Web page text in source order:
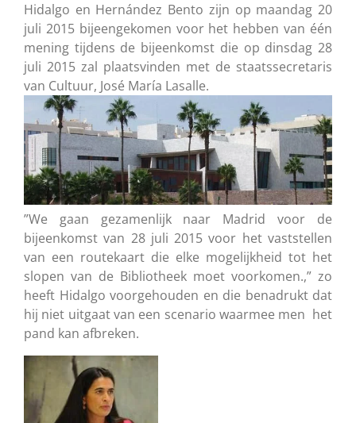
Hidalgo en Hernández Bento zijn op maandag 20
juli 2015 bijeengekomen voor het hebben van één
mening tijdens de bijeenkomst die op dinsdag 28
juli 2015 zal plaatsvinden met de staatssecretaris
van Cultuur, José María Lasalle.
”We gaan gezamenlijk naar Madrid voor de
bijeenkomst van 28 juli 2015 voor het vaststellen
van een routekaart die elke mogelijkheid tot het
slopen van de Bibliotheek moet voorkomen.,” zo
heeft Hidalgo voorgehouden en die benadrukt dat
hij niet uitgaat van een scenario waarmee men het
pand kan afbreken.